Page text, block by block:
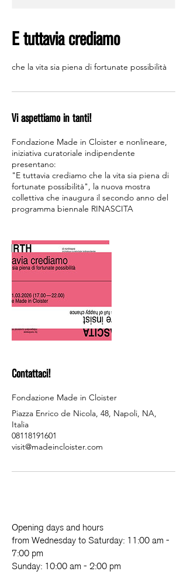
E tuttavia crediamo
che la vita sia piena di fortunate possibilità
Vi aspettiamo in tanti!
Fondazione Made in Cloister e nonlineare,
iniziativa curatoriale indipendente
presentano:
"E tuttavia crediamo che la vita sia piena di
fortunate possibilità", la nuova mostra
collettiva che inaugura il secondo anno del
programma biennale RINASCITA
Contattaci!
Fondazione Made in Cloister
Piazza Enrico de Nicola, 48, Napoli, NA,
Italia
08118191601
visit@madeincloister.com
Opening days and hours
from Wednesday to Saturday: 11:00 am -
7:00 pm
Sunday: 10:00 am - 2:00 pm